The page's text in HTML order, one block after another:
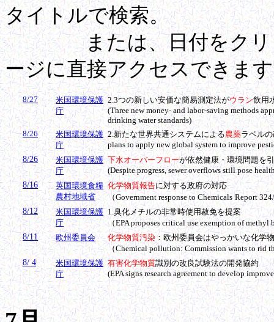
タイトルで検索。
または、日付をクリッ
ージに直接アクセスできま
8/27
米国環境保護
庁
2.3つの新しい安価な簡易測定法がウラン飲用
(Three new money- and labor-saving methods
drinking water standards)
8/26
米国環境保護
庁
2.新たな世界共通システムによる農薬ラベル
plans to apply new global system to improve
8/26
米国環境保護
庁
下水オーバーフローが依然健康・環境問題を
(Despite progress, sewer overflows still pose
8/16
英国環境食糧
農村地域省
化学物質報告に対する政府の対応
（Government response to Chemicals Report
8/12
米国環境保護
庁
1.臭化メチルの非常時使用赦免を提案
（EPA proposes critical use exemption of methyl
8/11
欧州委員会 化学物質汚染：欧州委員会はやっかいな化学
（Chemical pollution: Commission wants to rid
8/ 4
米国環境保護
庁
有害化学物質識別の改良試験法の開発協約
(EPA signs research agreement to develop